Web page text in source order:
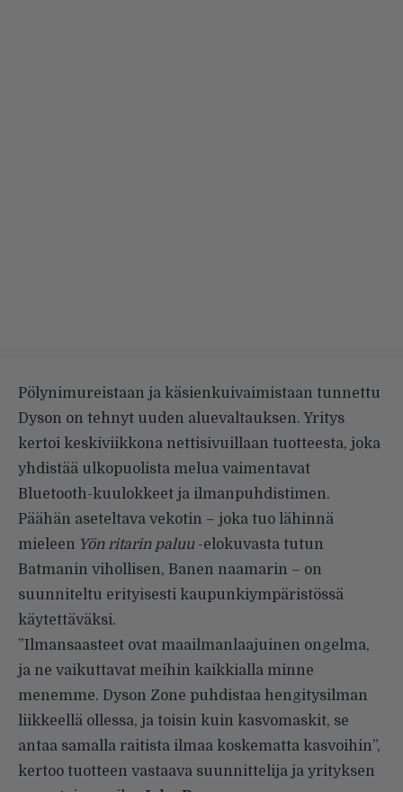
Pölynimureistaan ja käsienkuivaimistaan tunnettu
Dyson on tehnyt uuden aluevaltauksen. Yritys
kertoi keskiviikkona nettisivuillaan tuotteesta, joka
yhdistää ulkopuolista melua vaimentavat
Bluetooth-kuulokkeet ja ilmanpuhdistimen.
Päähän aseteltava vekotin – joka tuo lähinnä
mieleen Yön ritarin paluu-elokuvasta tutun
Batmanin vihollisen, Banen naamarin – on
suunniteltu erityisesti kaupunkiympäristössä
käytettäväksi.
”Ilmansaasteet ovat maailmanlaajuinen ongelma,
ja ne vaikuttavat meihin kaikkialla minne
menemme. Dyson Zone puhdistaa hengitysilman
liikkeellä ollessa, ja toisin kuin kasvomaskit, se
antaa samalla raitista ilmaa koskematta kasvoihin”,
kertoo tuotteen vastaava suunnittelija ja yrityksen